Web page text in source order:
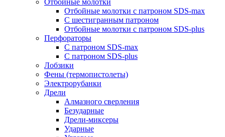
Отбойные молотки
Отбойные молотки с патроном SDS-max
С шестигранным патроном
Отбойные молотки с патроном SDS-plus
Перфораторы
С патроном SDS-max
С патроном SDS-plus
Лобзики
Фены (термопистолеты)
Электрорубанки
Дрели
Алмазного сверления
Безударные
Дрели-миксеры
Ударные